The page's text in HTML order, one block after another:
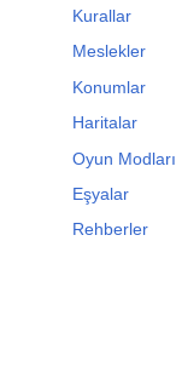
Kurallar
Meslekler
Konumlar
Haritalar
Oyun Modları
Eşyalar
Rehberler